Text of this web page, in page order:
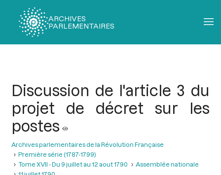
ARCHIVES
PARLEMENTAIRES
Discussion de l'article 3 du
projet de décret sur les
postes
Archives parlementaires de la Révolution Française
Première série (1787-1799)
Tome XVII - Du 9 juillet au 12 aout 1790
Assemblée nationale